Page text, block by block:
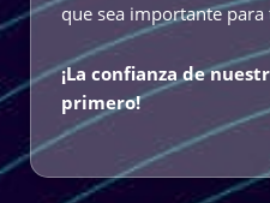
que sea importante para
¡La confianza de
primero!